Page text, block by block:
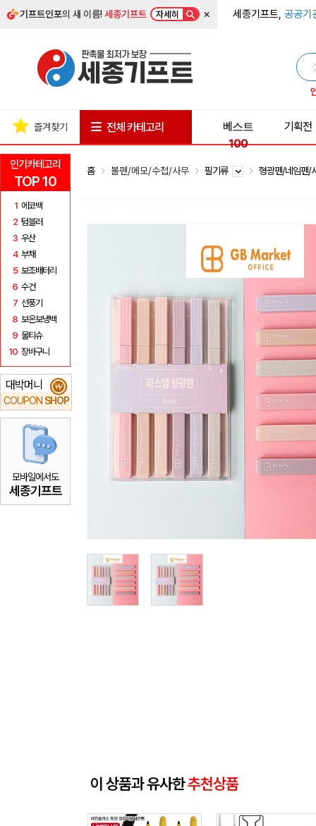
기프트인포의 새 이름!세종기프트 자세히 × 세종기프트, 공공기
인기카테고리
TOP 10
1 에코백
2 텀블러
3 우산
4 부채
5 보조배터리
6 수건
7 선풍기
8 보온보냉백
9 물티슈
10 장바구니
대박머니
COUPON SHOP
₩
모바일에서도
세종기프트
즐겨찾기 전체 카테고리
베스트
100
기획전
홈 볼펜/메모/수첩/사무 필기류 형광펜/네임펜/
이 상품과 유사한추천상품